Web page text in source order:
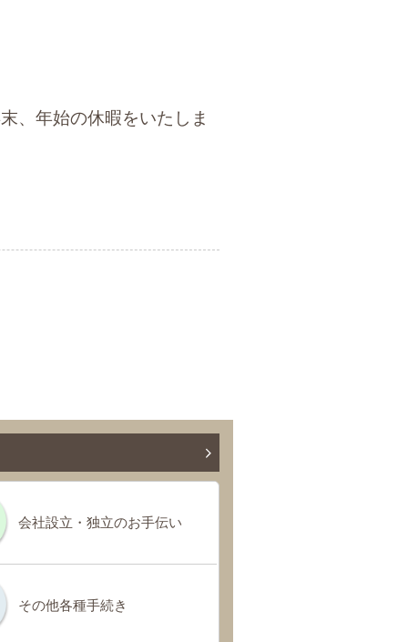
、年始の休暇をいたしま
会社設立・独立のお手伝い
その他各種手続き